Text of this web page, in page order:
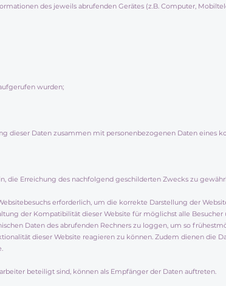
des jeweils abrufenden Gerätes (z.B. Computer,
wurden;
dieser Daten zusammen mit personenbezogenen Daten eines
die Erreichung des nachfolgend geschilderten Zwecks zu
erforderlich, um die korrekte Darstellung der
der Kompatibilität dieser Website für möglichst alle Besucher
Daten des abrufenden Rechners zu loggen, um so
dieser Website reagieren zu können. Zudem dienen die
beteiligt sind, können als Empfänger der Daten auftreten.